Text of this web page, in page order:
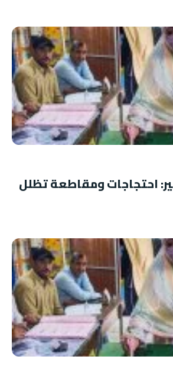
احتجاجات ومقاطعة تظلل